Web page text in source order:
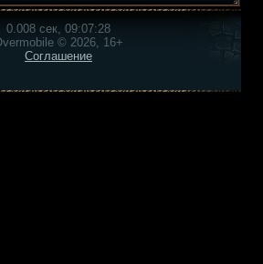
0.008 сек, 09:07:28
© 2026, 16+
Соглашение